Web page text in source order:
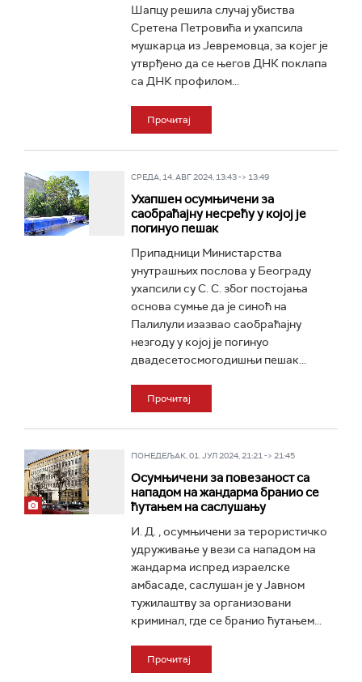
Шапцу решила случај убиства
Сретена Петровића и ухапсила
мушкарца из Јевремовца, за којег је
утврђено да се његов ДНК поклапа
са ДНК профилом...
Прочитај
СРЕДА, 14. АВГ 2024, 13:43 -> 13:49
Ухапшен осумњичени за
саобраћајну несрећу у којој је
погинуо пешак
Припадници Министарства
унутрашњих послова у Београду
ухапсили су С. С. због постојања
основа сумње да је синоћ на
Палилули изазвао саобраћајну
незгоду у којој је погинуо
двадесетосмогодишњи пешак...
Прочитај
ПОНЕДЕЉАК, 01. ЈУЛ 2024, 21:21 -> 21:45
Осумњичени за повезаност са
нападом на жандарма бранио се
ћутањем на саслушању
И. Д. , осумњичени за терористичко
удруживање у вези са нападом на
жандарма испред израелске
амбасаде, саслушан је у Јавном
тужилаштву за организовани
криминал, где се бранио ћутањем...
Прочитај